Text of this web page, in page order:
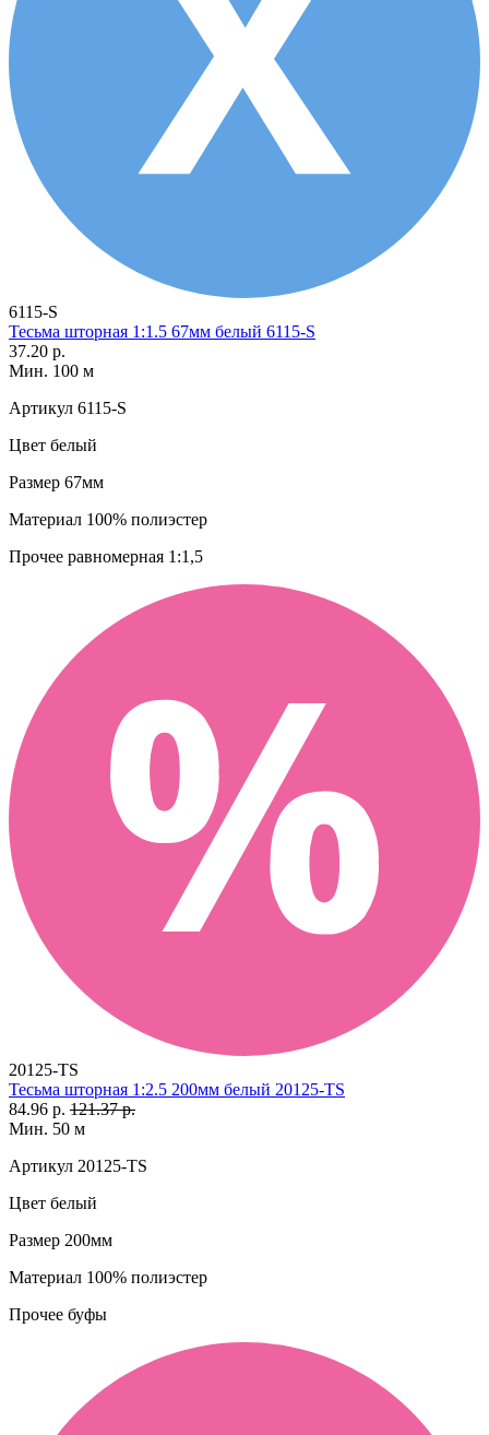
6115-S
Тесьма шторная 1:1.5 67мм белый 6115-S
37.20 р.
Мин. 100 м
Артикул 6115-S
Цвет белый
Размер 67мм
Материал 100% полиэстер
Прочее равномерная 1:1,5
20125-TS
Тесьма шторная 1:2.5 200мм белый 20125-TS
84.96 р. 121.37 р.
Мин. 50 м
Артикул 20125-TS
Цвет белый
Размер 200мм
Материал 100% полиэстер
Прочее буфы